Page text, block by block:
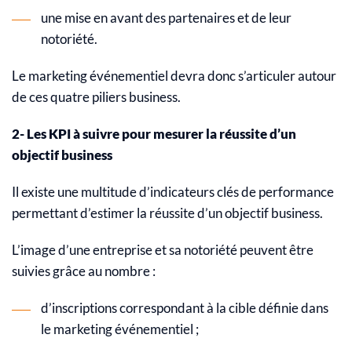
une mise en avant des partenaires et de leur
notoriété.
Le marketing événementiel devra donc s’articuler autour
de ces quatre piliers business.
2- Les KPI à suivre pour mesurer la réussite d’un
objectif business
Il existe une multitude d’indicateurs clés de performance
permettant d’estimer la réussite d’un objectif business.
L’image d’une entreprise et sa notoriété peuvent être
suivies grâce au nombre :
d’inscriptions correspondant à la cible définie dans
le marketing événementiel ;